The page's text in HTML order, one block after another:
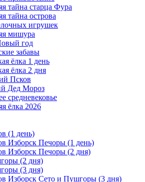
тайна старца Фура
тайна острова
игрушек
мишура
год
забавы
ёлка 1 день
ёлка 2 дня
Псков
Дед Мороз
средневековье
ёлка 2026
(1 день)
Изборск Печоры (1 день)
Изборск Печоры (2 дня)
(2 дня)
(3 дня)
Изборск Сето и Пушгоры (3 дня)